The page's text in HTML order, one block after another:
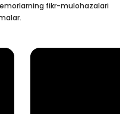
fikr-mulohazalari